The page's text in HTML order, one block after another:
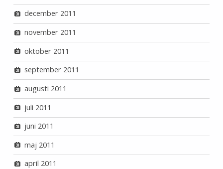
december 2011
november 2011
oktober 2011
september 2011
augusti 2011
juli 2011
juni 2011
maj 2011
april 2011